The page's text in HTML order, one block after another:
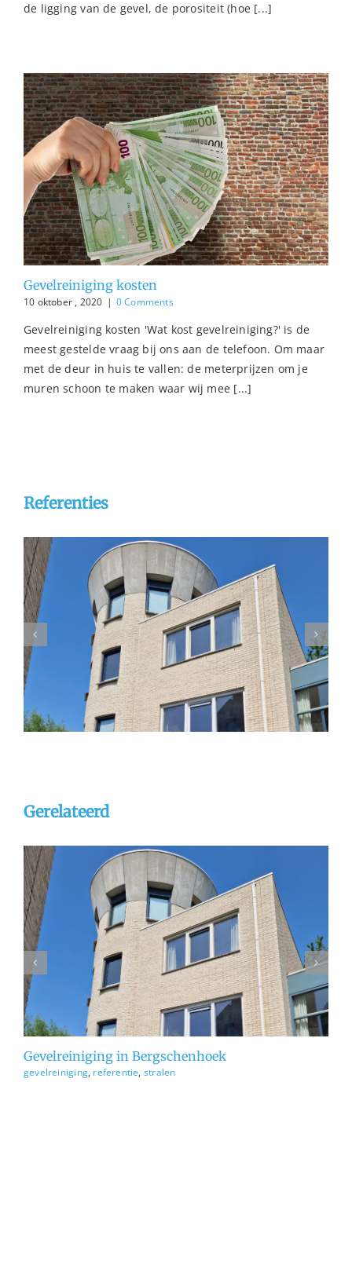
de ligging van de gevel, de porositeit (hoe [...]
Gevelreiniging kosten
10 oktober , 2020 | 0 Comments
Gevelreiniging kosten 'Wat kost gevelreiniging?' is de
meest gestelde vraag bij ons aan de telefoon. Om maar
met de deur in huis te vallen: de meterprijzen om je
muren schoon te maken waar wij mee [...]
Referenties
Gevelrenovatie Dordrecht
gevelreiniging referentie stralen
Gerelateerd
Gevelreiniging in Bergschenhoek
gevelreiniging, referentie, stralen
gevelreiniging referentie stralen